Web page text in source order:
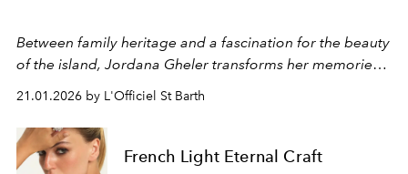
Between family heritage and a fascination for the beauty
of the island, Jordana Gheler transforms her memories
and emotions into poetic jewelry.
21.01.2026 by L'Officiel St Barth
French Light Eternal Craft